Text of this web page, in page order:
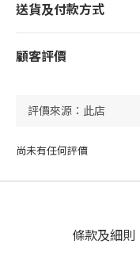
送貨及付款方式
顧客評價
尚未有任何評價
條款及細則